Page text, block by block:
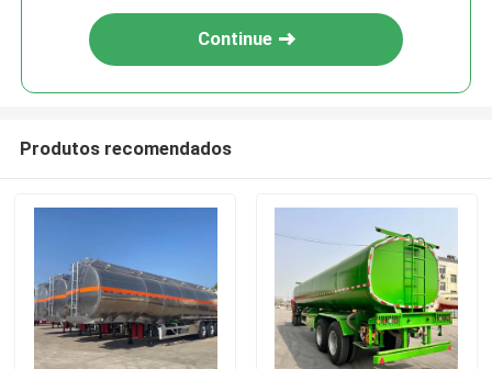
Continue
Produtos recomendados